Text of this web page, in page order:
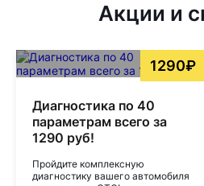
Акции и
1290₽
Диагностика по 40
параметрам всего за
1290 руб!
Пройдите комплексную
диагностику вашего автомобиля